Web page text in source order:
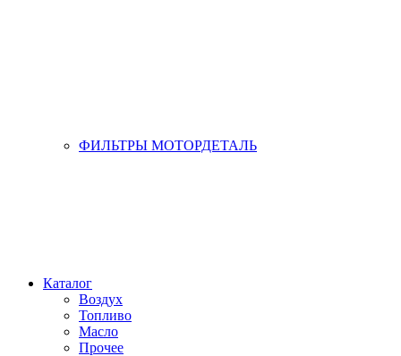
ФИЛЬТРЫ МОТОРДЕТАЛЬ
Каталог
Воздух
Топливо
Масло
Прочее